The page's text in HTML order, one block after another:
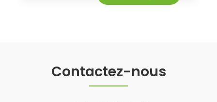
Contactez-nous